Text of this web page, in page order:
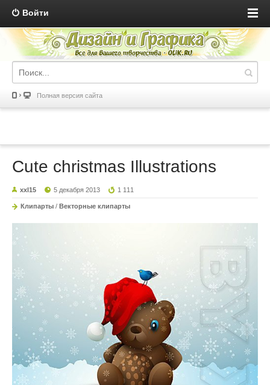
Войти
Полная версия сайта
Cute christmas Illustrations
xxl15 5 декабря 2013 1 111
Клипарты / Векторные клипарты